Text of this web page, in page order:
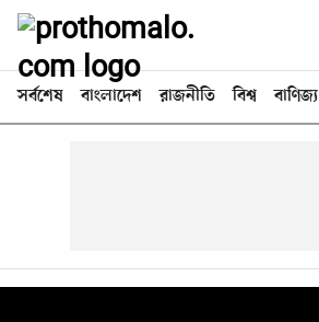
সর্বশেষ বাংলাদেশ রাজনীতি বিশ্ব বাণিজ্য